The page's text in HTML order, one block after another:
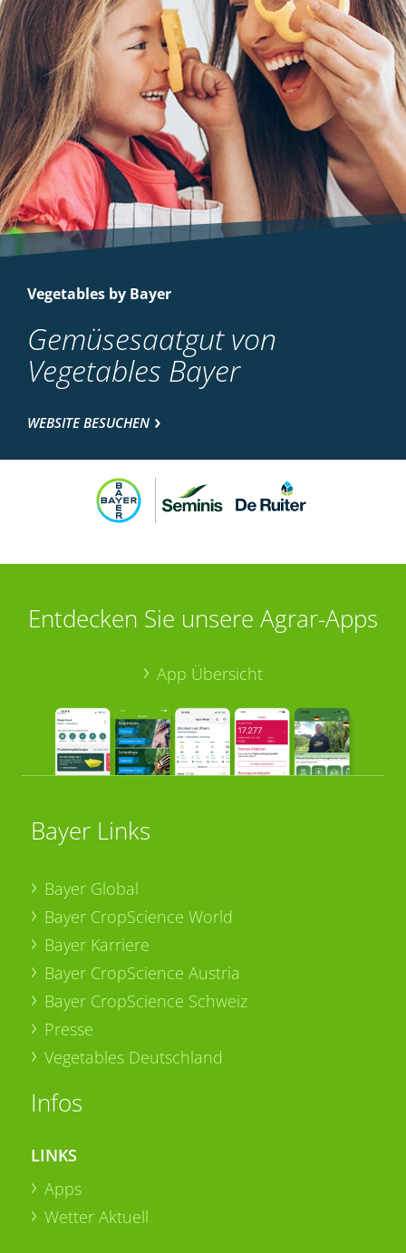
Vegetables by Bayer
Gemüsesaatgut von
Vegetables Bayer
WEBSITE BESUCHEN
Entdecken Sie unsere Agrar-Apps
App Übersicht
Bayer Links
Bayer Global
Bayer CropScience World
Bayer Karriere
Bayer CropScience Austria
Bayer CropScience Schweiz
Presse
Vegetables Deutschland
Infos
LINKS
Apps
Wetter Aktuell